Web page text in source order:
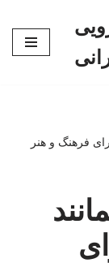
فرهنگ و هنر